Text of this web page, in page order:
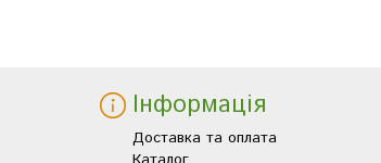
Інформація
Доставка та оплата